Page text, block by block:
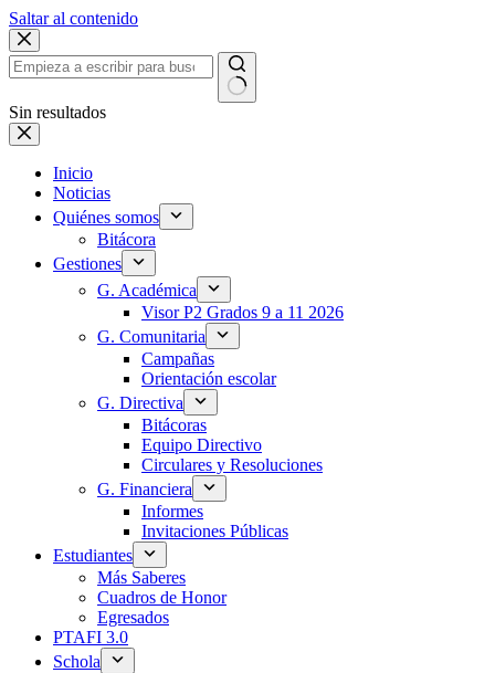
Saltar al contenido
Sin resultados
Inicio
Noticias
Quiénes somos
Bitácora
Gestiones
G. Académica
Visor P2 Grados 9 a 11 2026
G. Comunitaria
Campañas
Orientación escolar
G. Directiva
Bitácoras
Equipo Directivo
Circulares y Resoluciones
G. Financiera
Informes
Invitaciones Públicas
Estudiantes
Más Saberes
Cuadros de Honor
Egresados
PTAFI 3.0
Schola